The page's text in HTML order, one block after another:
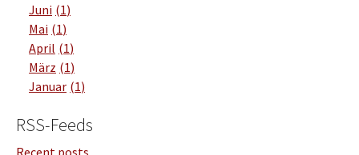
Juni 1
Mai 1
April 1
März 1
Januar 1
RSS-Feeds